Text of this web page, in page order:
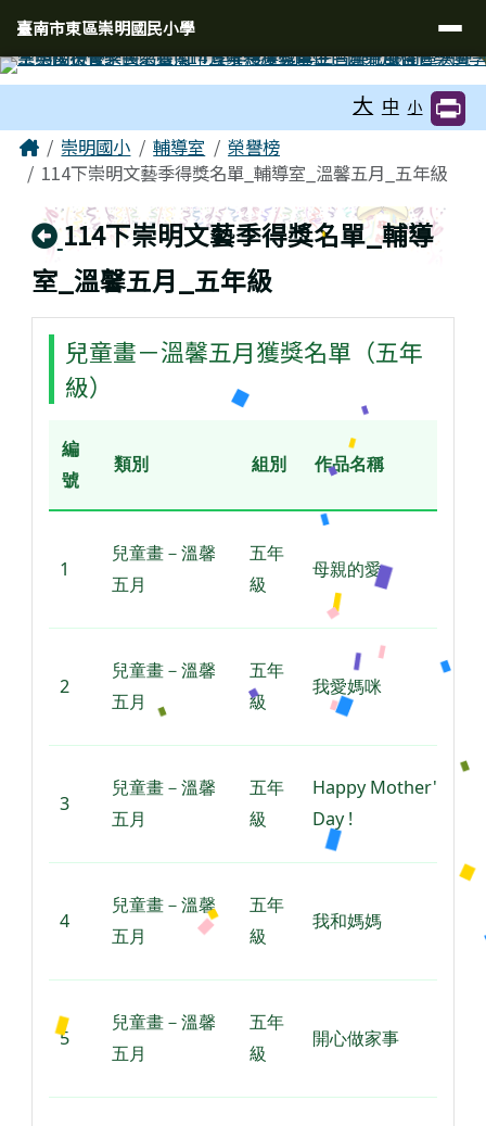
臺南市東區崇明國民小學
導覽列
臺南市東區崇明國民小學
大 中 小
主內容區域
Home崇明國小 輔導室
榮譽榜
114下崇明文藝季得獎名單_輔導室_溫馨五月_五年級
回上頁
114下崇明文藝季得獎名單_輔導
室_溫馨五月_五年級
兒童畫－溫馨五月獲獎名單（五年
級）
編
號
類別 組別 作品名稱
1
兒童畫－溫馨
五月
五年
級
母親的愛
2
兒童畫－溫馨
五月
五年
級
我愛媽咪
3
兒童畫－溫馨
五月
五年
級
Happy Mother's
Day !
4
兒童畫－溫馨
五月
五年
級
我和媽媽
5
兒童畫－溫馨
五月
五年
級
開心做家事
頁尾區域